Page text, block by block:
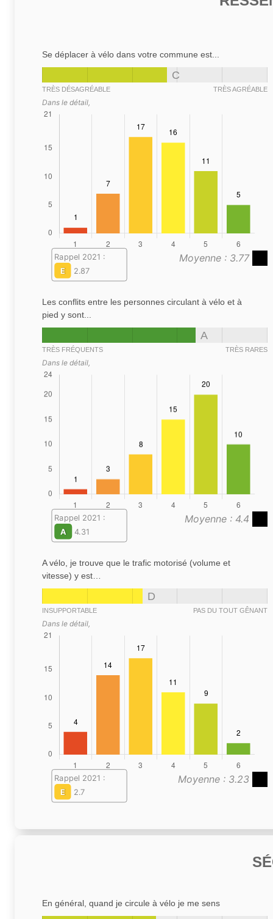
Se déplacer à vélo dans votre commune est...
C
TRÈS DÉSAGRÉABLE TRÈS AGRÉABLE
Dans le détail,
Moyenne : 3.77
Rappel 2021 :
E
2.87
Les conflits entre les personnes circulant à vélo et à
pied y sont...
A
TRÈS FRÉQUENTS TRÈS RARES
Dans le détail,
Moyenne : 4.4
Rappel 2021 :
A
4.31
A vélo, je trouve que le trafic motorisé (volume et
vitesse) y est…
D
INSUPPORTABLE PAS DU TOUT GÊNANT
Dans le détail,
Moyenne : 3.23
Rappel 2021 :
E
2.7
En général, quand je circule à vélo je me sens